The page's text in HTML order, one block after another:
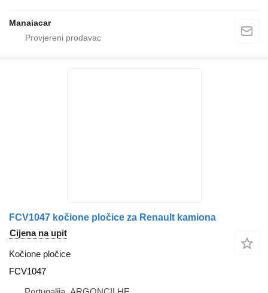
Manaiacar
FCV1047 kočione pločice za Renault kamiona
Cijena na upit
Kočione pločice
FCV1047